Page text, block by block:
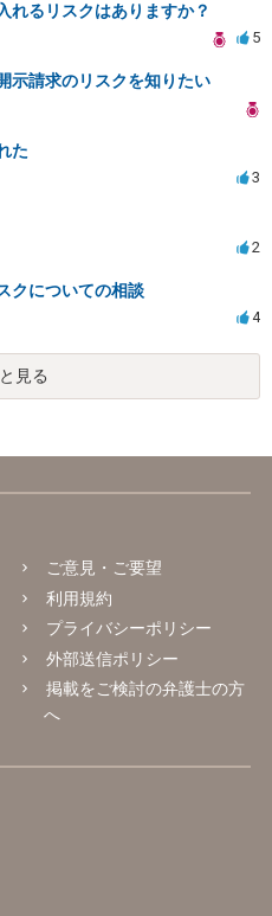
れるリスクはありますか？
5
示請求のリスクを知りたい
た
3
2
クについての相談
4
見る
ご意見・ご要望
利用規約
プライバシーポリシー
外部送信ポリシー
掲載をご検討の弁護士の方
へ